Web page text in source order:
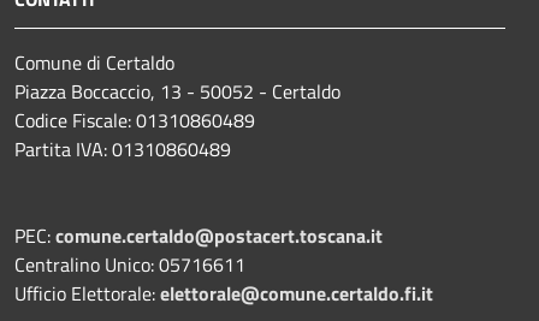
Comune di Certaldo
Piazza Boccaccio, 13 - 50052 - Certaldo
Codice Fiscale: 01310860489
Partita IVA: 01310860489
PEC:comune.certaldo@postacert.toscana.it
Centralino Unico: 05716611
Ufficio Elettorale:elettorale@comune.certaldo.fi.it